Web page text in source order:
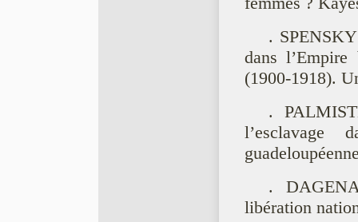
.
dans
(1900-1918).
.
l’esclavage
.
libération